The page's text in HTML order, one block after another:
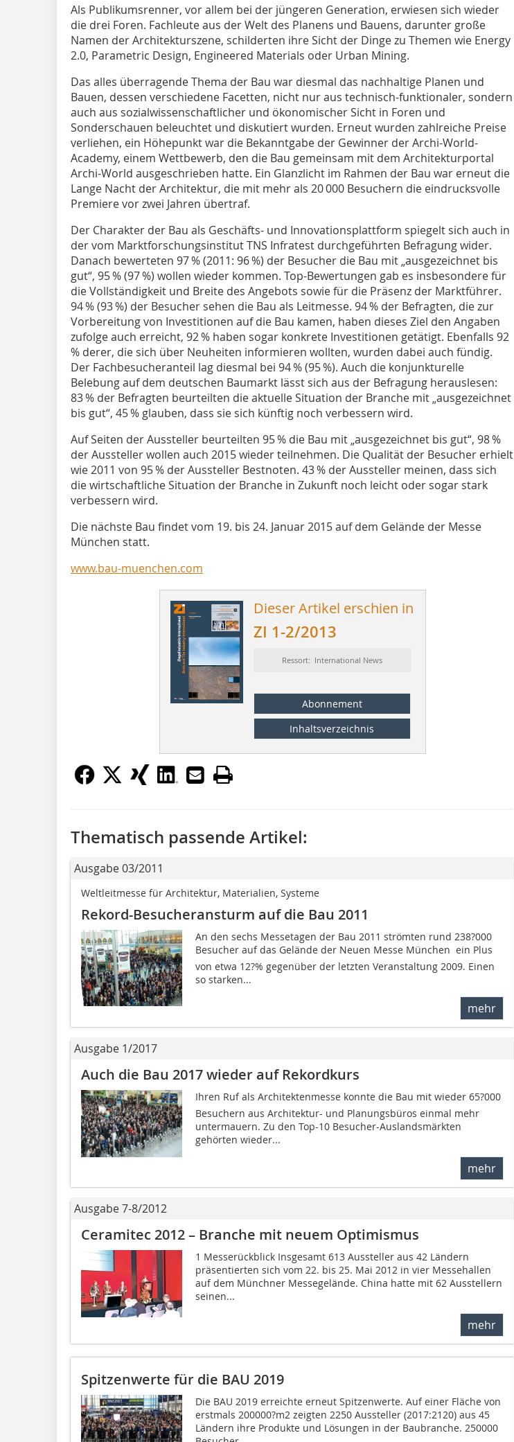
Als Publikumsrenner, vor allem bei der jüngeren Generation, erwiesen sich wieder
die drei Foren. Fachleute aus der Welt des Planens und Bauens, darunter große
Namen der Architekturszene, schilderten ihre Sicht der Dinge zu Themen wie Energy
2.0, Parametric Design, Engineered Materials oder Urban Mining.
Das alles überragende Thema der Bau war diesmal das nachhaltige Planen und
Bauen, dessen verschiedene Facetten, nicht nur aus technisch-funktionaler, sondern
auch aus sozialwissenschaftlicher und ökonomischer Sicht in Foren und
Sonderschauen beleuchtet und diskutiert wurden. Erneut wurden zahlreiche Preise
verliehen, ein Höhepunkt war die Bekanntgabe der Gewinner der Archi-World-
Academy, einem Wettbewerb, den die Bau gemeinsam mit dem Architekturportal
Archi-World ausgeschrieben hatte. Ein Glanzlicht im Rahmen der Bau war erneut die
Lange Nacht der Architektur, die mit mehr als 20 000 Besuchern die eindrucksvolle
Premiere vor zwei Jahren übertraf.
Der Charakter der Bau als Geschäfts- und Innovationsplattform spiegelt sich auch in
der vom Marktforschungsinstitut TNS Infra­test durchgeführten Befragung wider.
Danach bewerteten 97 % (2011: 96 %) der ­Besucher die Bau mit „ausgezeichnet bis
gut“, 95 % (97 %) wollen wieder ­kommen. Top-Bewertungen gab es insbesondere für
die Vollständigkeit und Breite des Angebots sowie für die Präsenz der Marktführer.
94 % (93 %) der Besucher sehen die Bau als Leitmesse. 94 % der Befragten, die zur
Vorbereitung von Investitionen auf die Bau kamen, haben dieses Ziel den Angaben
zufolge auch erreicht, 92 % haben sogar konkrete Investitionen getätigt. Ebenfalls 92
% derer, die sich über Neuheiten informieren wollten, wurden dabei auch fündig.
Der Fachbesucheranteil lag diesmal bei 94 % (95 %). Auch die konjunkturelle
Belebung auf dem deutschen Baumarkt lässt sich aus der Befragung herauslesen:
83 % der Befragten beurteilten die aktuelle Situation der Branche mit „ausgezeichnet
bis gut“, 45 % glauben, dass sie sich künftig noch verbessern wird.
Auf Seiten der Aussteller beurteilten 95 % die Bau mit „ausgezeichnet bis gut“, 98 %
der Aussteller wollen auch 2015 wieder teilnehmen. Die Qualität der Besucher erhielt
wie 2011 von 95 % der Aussteller Bestnoten. 43 % der Aussteller meinen, dass sich
die wirtschaftliche Situation der Branche in Zukunft noch leicht oder sogar stark
verbessern wird.
Die nächste Bau findet vom 19. bis 24. Januar 2015 auf dem Gelände der Messe
München statt.
www.bau-muenchen.com
Dieser Artikel erschien in
ZI 1-2/2013
Ressort: International News
Abonnement
Inhaltsverzeichnis
Thematisch passende Artikel:
Ausgabe 03/2011
Weltleitmesse für Architektur, Materialien, Systeme
Rekord-Besucheransturm auf die Bau 2011
An den sechs Messetagen der Bau 2011 strömten rund 238?000
Besucher auf das Gelände der Neuen Messe München  ein Plus
von etwa 12?% gegenüber der letzten Veranstaltung 2009. Einen
so starken...
mehr
Ausgabe 1/2017
Auch die Bau 2017 wieder auf Rekordkurs
Ihren Ruf als Architektenmesse konnte die Bau mit wieder 65?000
Besuchern aus Architektur- und Planungsbüros einmal mehr
untermauern. Zu den Top-10 Besucher-Auslandsmärkten
gehörten wieder...
mehr
Ausgabe 7-8/2012
Ceramitec 2012 – Branche mit neuem Optimismus
1 Messerückblick Insgesamt 613 Aussteller aus 42 Ländern
präsentierten sich vom 22. bis 25. Mai 2012 in vier Messehallen
auf dem Münchner Messegelände. China hatte mit 62 Ausstellern
seinen...
mehr
Spitzenwerte für die BAU 2019
Die BAU 2019 erreichte erneut Spitzenwerte. Auf einer Fläche von
erstmals 200000?m2 zeigten 2250 Aussteller (2017:2120) aus 45
Ländern ihre Produkte und Lösungen in der Baubranche. 250000